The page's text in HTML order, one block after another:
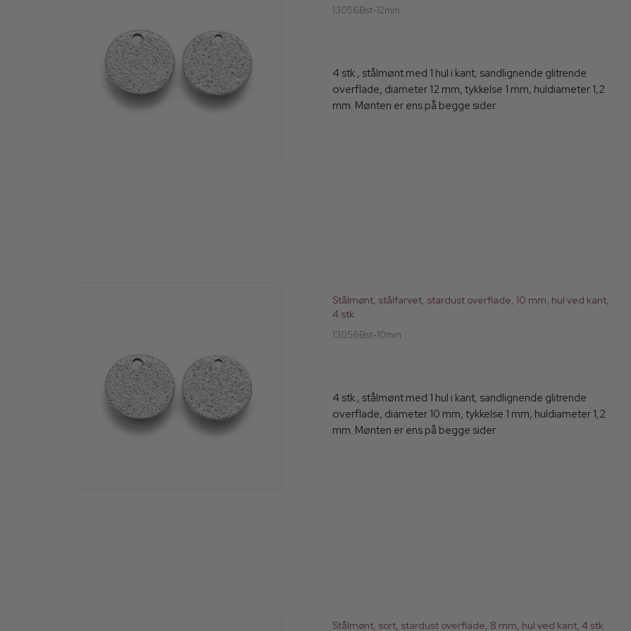
13056Bst-12mm
4 stk., stålmønt med 1 hul i kant, sandlignende glitrende
overflade, diameter 12 mm, tykkelse 1 mm, huldiameter 1,2
mm. Mønten er ens på begge sider.
Stålmønt, stålfarvet, stardust overflade, 10 mm, hul ved kant,
4 stk
13056Bst-10mm
4 stk., stålmønt med 1 hul i kant, sandlignende glitrende
overflade, diameter 10 mm, tykkelse 1 mm, huldiameter 1,2
mm. Mønten er ens på begge sider.
Stålmønt, sort, stardust overflade, 8 mm, hul ved kant, 4 stk